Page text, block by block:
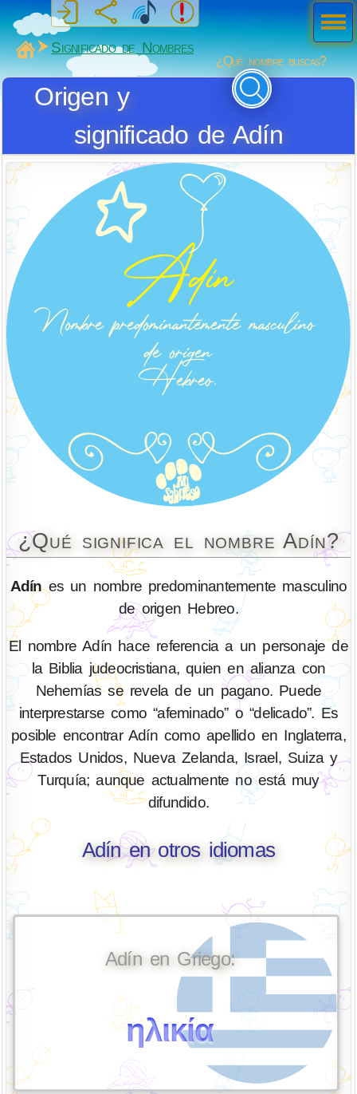
MiSabueso
Significado de Nombres
¿Qué nombre buscas?
Origen y
significado de Adín
¿Qué significa el nombre Adín?
Adínes un nombre predominantemente masculino
de origen Hebreo.
El nombre Adín hace referencia a un personaje de
la Biblia judeocristiana, quien en alianza con
Nehemías se revela de un pagano. Puede
interprestarse como “afeminado” o “delicado”. Es
posible encontrar Adín como apellido en Inglaterra,
Estados Unidos, Nueva Zelanda, Israel, Suiza y
Turquía; aunque actualmente no está muy
difundido.
Adín en otros idiomas
Adín en Griego:
ηλικία
Men
ú